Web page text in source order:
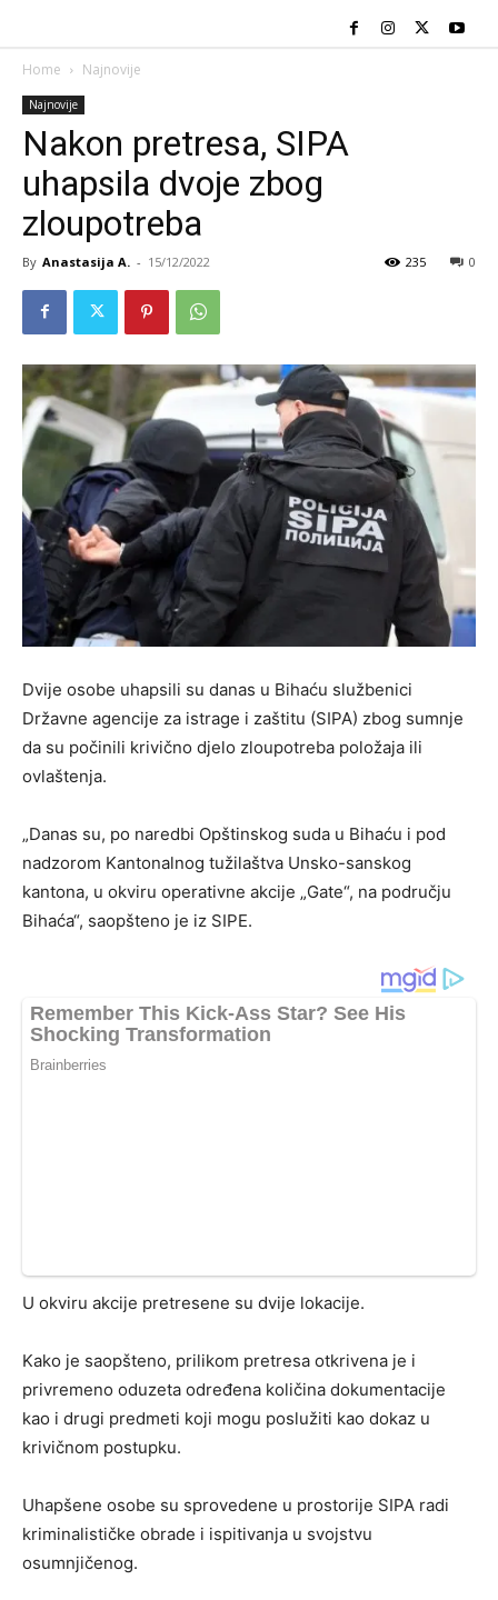
Home Najnovije
Najnovije
Nakon pretresa, SIPA
uhapsila dvoje zbog
zloupotreba
By Anastasija A. - 15/12/2022 0
235
Dvije osobe uhapsili su danas u Bihaću službenici
Državne agencije za istrage i zaštitu (SIPA) zbog sumnje
da su počinili krivično djelo zloupotreba položaja ili
ovlaštenja.
„Danas su, po naredbi Opštinskog suda u Bihaću i pod
nadzorom Kantonalnog tužilaštva Unsko-sanskog
kantona, u okviru operativne akcije „Gate“, na području
Bihaća“, saopšteno je iz SIPE.
U okviru akcije pretresene su dvije lokacije.
Kako je saopšteno, prilikom pretresa otkrivena je i
privremeno oduzeta određena količina dokumentacije
kao i drugi predmeti koji mogu poslužiti kao dokaz u
krivičnom postupku.
Uhapšene osobe su sprovedene u prostorije SIPA radi
kriminalističke obrade i ispitivanja u svojstvu
osumnjičenog.